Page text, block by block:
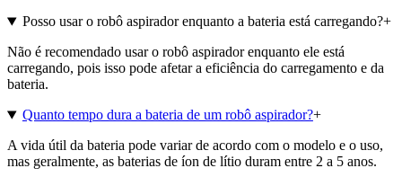
Posso usar o robô aspirador enquanto a bateria está carregando?+
Não é recomendado usar o robô aspirador enquanto ele está
carregando, pois isso pode afetar a eficiência do carregamento e da
bateria.
Quanto tempo dura a bateria de um robô aspirador?+
A vida útil da bateria pode variar de acordo com o modelo e o uso,
mas geralmente, as baterias de íon de lítio duram entre 2 a 5 anos.